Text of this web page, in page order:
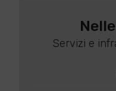
Servizi e